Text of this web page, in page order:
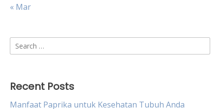
« Mar
Search
for:
Recent Posts
Manfaat Paprika untuk Kesehatan Tubuh Anda